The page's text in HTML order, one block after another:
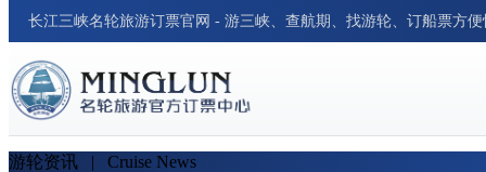
长江三峡名轮旅游订票官网 - 游三峡、查航期、找游轮、订船票方
游轮资讯 | Cruise News